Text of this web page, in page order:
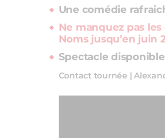
Une comédie
Ne manquez pas
Noms jusqu’en juin
Spectacle
Contact tournée |